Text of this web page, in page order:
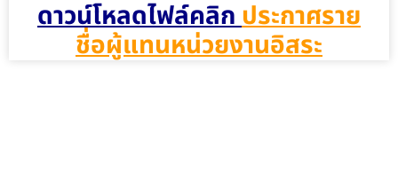
ดาวน์โหลดไฟล์คลิกประกาศราย
ชื่อผู้แทนหน่วยงานอิสระ